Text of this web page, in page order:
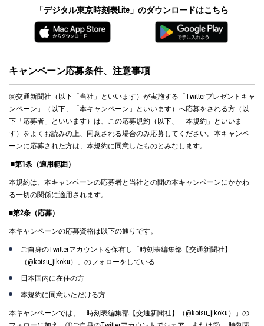
「デジタル東京時刻表Lite」のダウンロードはこちら
キャンペーン応募条件、注意事項
㈱交通新聞社（以下「当社」といいます）が実施する「Twitterプレゼントキャ
ンペーン」（以下、「本キャンペーン」といいます）へ応募をされる方（以
下「応募者」といいます）は、この応募規約（以下、「本規約」といいま
す）をよくお読みの上、同意される場合のみ応募してください。本キャンペ
ーンに応募された方は、本規約に同意したものとみなします。
■第1条（適用範囲）
本規約は、本キャンペーンの応募者と当社との間の本キャンペーンにかかわ
る一切の関係に適用されます。
■第2条（応募）
本キャンペーンの応募資格は以下の通りです。
ご自身のTwitterアカウントを保有し「時刻表編集部【交通新聞社】
（@kotsu_jikoku）」のフォローをしている
日本国内に在住の方
本規約に同意いただける方
本キャンペーンでは、「時刻表編集部【交通新聞社】（@kotsu_jikoku）」の